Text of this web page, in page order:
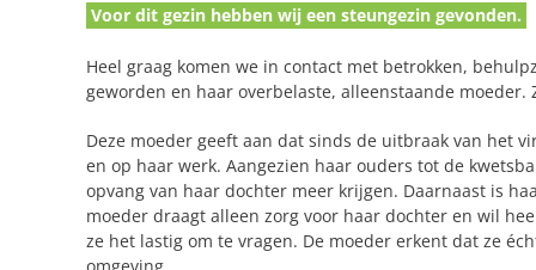
Voor dit gezin hebben wij een steungezin gevonden.
Heel graag komen we in contact met betrokken,
geworden en haar overbelaste, alleenstaande
Deze moeder geeft aan dat sinds de uitbraak van het
en op haar werk. Aangezien haar ouders tot de
opvang van haar dochter meer krijgen. Daarnaast is
moeder draagt alleen zorg voor haar dochter en wil
ze het lastig om te vragen. De moeder erkent dat ze
omgeving.